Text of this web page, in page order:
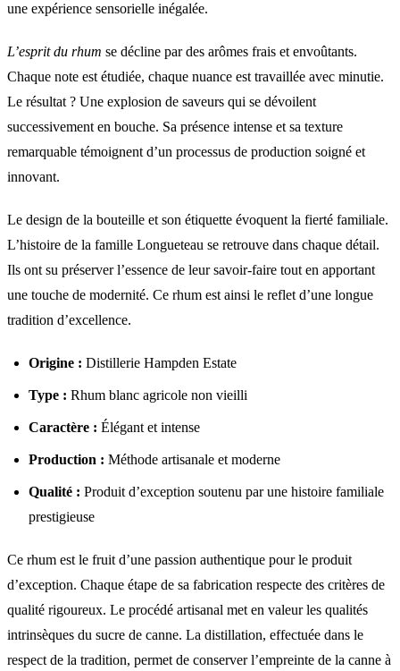
une expérience sensorielle inégalée.
L’esprit du rhum se décline par des arômes frais et envoûtants.
Chaque note est étudiée, chaque nuance est travaillée avec minutie.
Le résultat ? Une explosion de saveurs qui se dévoilent
successivement en bouche. Sa présence intense et sa texture
remarquable témoignent d’un processus de production soigné et
innovant.
Le design de la bouteille et son étiquette évoquent la fierté familiale.
L’histoire de la famille Longueteau se retrouve dans chaque détail.
Ils ont su préserver l’essence de leur savoir-faire tout en apportant
une touche de modernité. Ce rhum est ainsi le reflet d’une longue
tradition d’excellence.
Origine : Distillerie Hampden Estate
Type : Rhum blanc agricole non vieilli
Caractère : Élégant et intense
Production : Méthode artisanale et moderne
Qualité : Produit d’exception soutenu par une histoire familiale
prestigieuse
Ce rhum est le fruit d’une passion authentique pour le produit
d’exception. Chaque étape de sa fabrication respecte des critères de
qualité rigoureux. Le procédé artisanal met en valeur les qualités
intrinsèques du sucre de canne. La distillation, effectuée dans le
respect de la tradition, permet de conserver l’empreinte de la canne à